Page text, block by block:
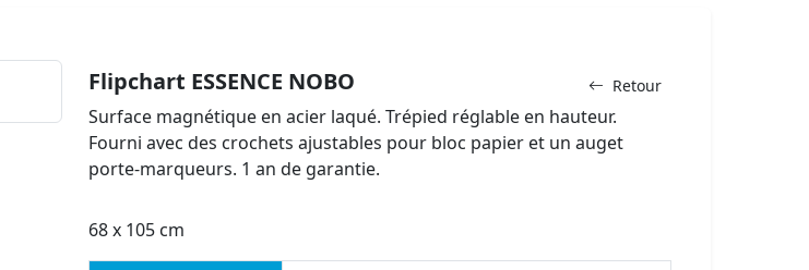
Retour
Flipchart ESSENCE NOBO
Surface magnétique en acier laqué. Trépied réglable en hauteur.
Fourni avec des crochets ajustables pour bloc papier et un auget
porte-marqueurs. 1 an de garantie.
68 x 105 cm